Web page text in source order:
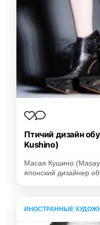
Птичий дизайн
Kushino)
Масая Кушино
японский дизайнер
ИНОСТРАННЫЕ